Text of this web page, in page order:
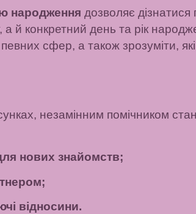
народження дозволяє дізнатися
а й конкретний день та рік
сфер, а також зрозуміти,
незамінним помічником
нових знайомств;
відносини.